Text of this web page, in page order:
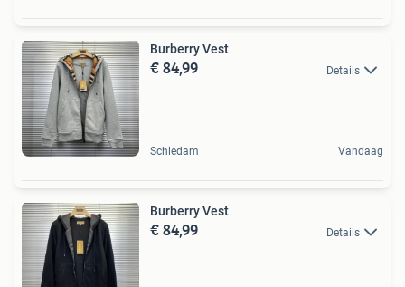
Burberry Vest
€ 84,99 Details
Schiedam Vandaag
Burberry Vest
€ 84,99 Details